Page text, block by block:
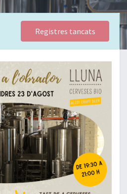
Registres tancats